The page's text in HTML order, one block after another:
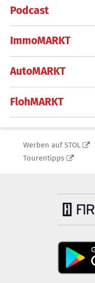
Podcast
ImmoMARKT
AutoMARKT
FlohMARKT
Werben auf STOL
Tourentipps